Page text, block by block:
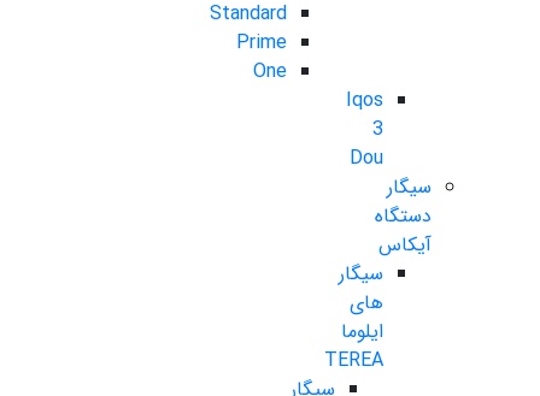
Standard
Prime
One
Iqos
3
Dou
سیگار
دستگاه
آیکاس
سیگار
های
ایلوما
TEREA
سیگار